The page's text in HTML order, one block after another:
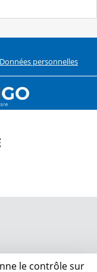
Données personnelles
le contrôle sur